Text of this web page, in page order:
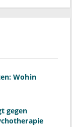
Wohin
gegen